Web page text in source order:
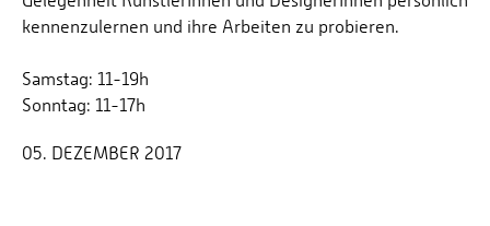
kennenzulernen und ihre Arbeiten zu probieren.
Samstag: 11-19h
Sonntag: 11-17h
05. DEZEMBER 2017